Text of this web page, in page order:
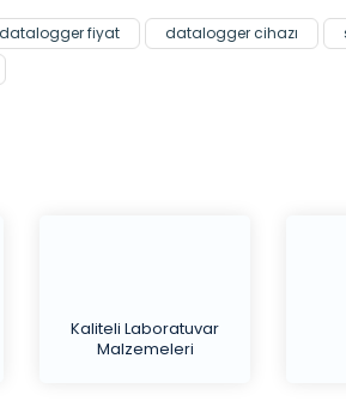
datalogger fiyat datalogger cihazı
Kaliteli Laboratuvar
Malzemeleri